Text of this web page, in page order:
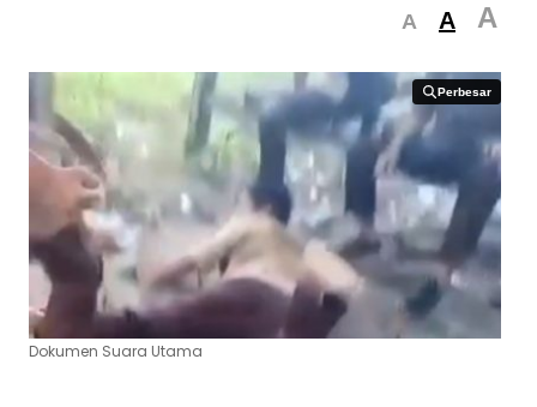
A A A
Perbesar
Perbesar
Dokumen Suara Utama